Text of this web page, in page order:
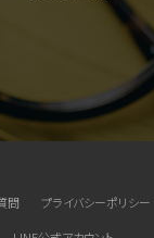
問
プライバシーポリシー